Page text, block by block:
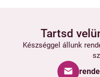
Tartsd
Készséggel állunk